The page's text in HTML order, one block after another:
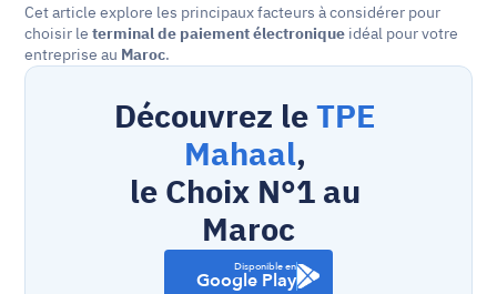
Cet article explore les principaux facteurs à considérer pour
choisir le terminal de paiement électronique idéal pour votre
entreprise au Maroc.
Découvrez le TPE
Mahaal,
le Choix N°1 au
Maroc
Disponible en
Google Play